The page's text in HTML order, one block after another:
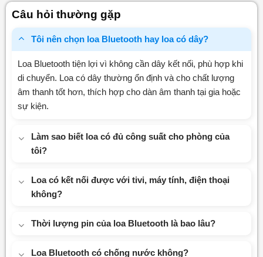
0
Câu hỏi thường gặp
Tôi nên chọn loa Bluetooth hay loa có dây?
Loa Bluetooth tiện lợi vì không cần dây kết nối, phù hợp khi
di chuyển. Loa có dây thường ổn định và cho chất lượng
âm thanh tốt hơn, thích hợp cho dàn âm thanh tại gia hoặc
sự kiện.
Làm sao biết loa có đủ công suất cho phòng của
tôi?
Loa có kết nối được với tivi, máy tính, điện thoại
không?
Thời lượng pin của loa Bluetooth là bao lâu?
Loa Bluetooth có chống nước không?